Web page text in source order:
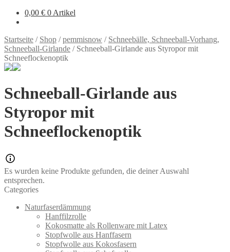
0,00 € 0 Artikel
Startseite / Shop /pemmisnow / Schneebälle, Schneeball-Vorhang,
Schneeball-Girlande / Schneeball-Girlande aus Styropor mit
Schneeflockenoptik
Schneeball-Girlande aus
Styropor mit
Schneeflockenoptik
Es wurden keine Produkte gefunden, die deiner Auswahl
entsprechen.
Categories
Naturfaserdämmung
Hanffilzrolle
Kokosmatte als Rollenware mit Latex
Stopfwolle aus Hanffasern
Stopfwolle aus Kokosfasern